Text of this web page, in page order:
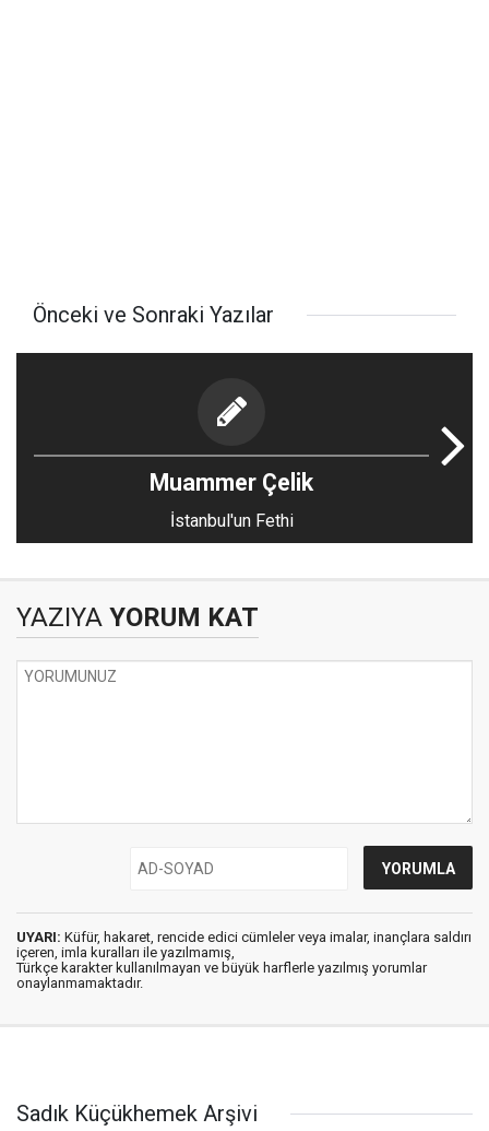
Önceki ve Sonraki Yazılar
Muammer Çelik
İstanbul'un Fethi
YAZIYA YORUM KAT
UYARI: Küfür, hakaret, rencide edici cümleler veya imalar, inançlara saldırı
içeren, imla kuralları ile yazılmamış,
Türkçe karakter kullanılmayan ve büyük harflerle yazılmış yorumlar
onaylanmamaktadır.
Sadık Küçükhemek Arşivi